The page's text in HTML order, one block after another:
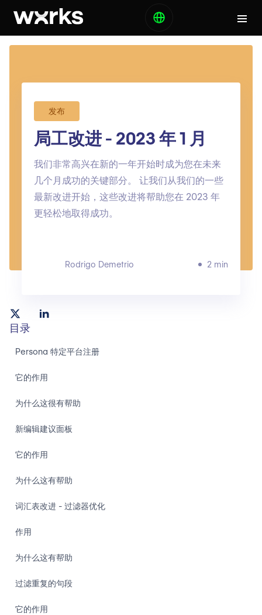
发布
局工改进 - 2023 年 1 月
我们非常高兴在新的一年开始时成为您在未来
几个月成功的关键部分。 让我们从我们的一些
最新改进开始，这些改进将帮助您在 2023 年
更轻松地取得成功。
Rodrigo Demetrio 2 min
目录
Persona 特定平台注册
‍它的作用
为什么这很有帮助
新编辑建议面板
它的作用
为什么这有帮助
词汇表改进 - 过滤器优化
作用
为什么这有帮助
过滤重复的句段
它的作用